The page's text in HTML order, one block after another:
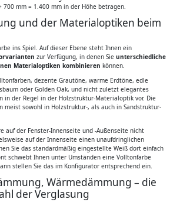
mm = 1.400 mm in der Höhe betragen.
und der Materialoptiken beim
ins Spiel. Auf dieser Ebene steht Ihnen ein
zur Verfügung, in denen Sie unterschiedliche
Materialoptiken kombinieren können.
dezente Grautöne, warme Erdtöne, edle
oder Golden Oak, und nicht zuletzt elegantes
in der Regel in der Holzstruktur-Materialoptik vor. Die
meist sowohl in Holzstruktur-, als auch in Sandstruktur-
auf der Fenster-Innenseite und -Außenseite nicht
auf der Innenseite einen unaufdringlichen
Sie das standardmäßig eingestellte Weiß dort einfach
schwebt Ihnen unter Umständen eine Volltonfarbe
stellen Sie das im Konfigurator entsprechend ein.
Wärmedämmung – die
der Verglasung